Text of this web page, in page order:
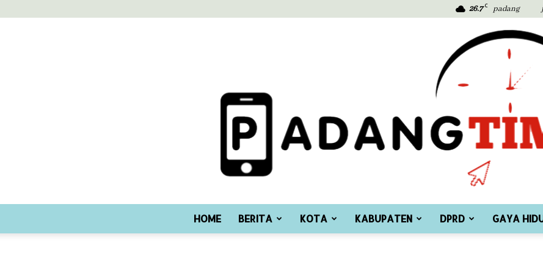
26.7 C padang
HOME BERITA KOTA KABUPATEN DPRD GAYA